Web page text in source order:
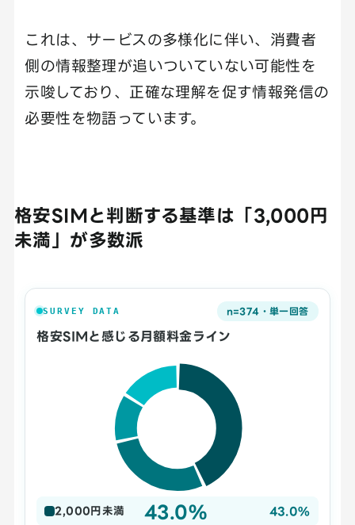
これは、サービスの多様化に伴い、消費者
側の情報整理が追いついていない可能性を
示唆しており、正確な理解を促す情報発信の
必要性を物語っています。
格安SIMと判断する基準は「3,000円
未満」が多数派
SURVEY DATA n=374・単一回答
格安SIMと感じる月額料金ライン
43.0%
2,000円未満 43.0%